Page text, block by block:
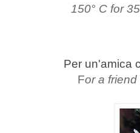
150° C for
Per un'amica
For a